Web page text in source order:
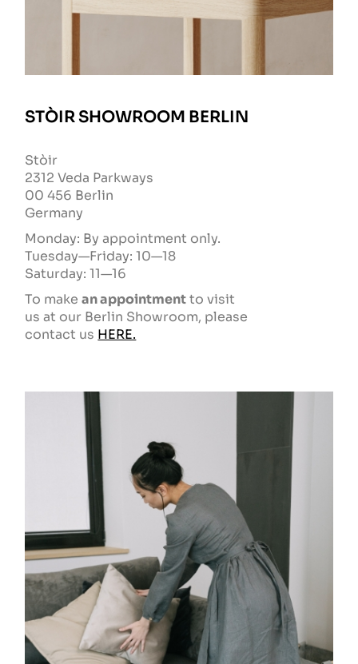
STÒIR SHOWROOM BERLIN
Stòir
2312 Veda Parkways
00 456 Berlin
Germany
Monday: By appointment only.
Tuesday—Friday: 10—18
Saturday: 11—16
To makean appointmentto visit
us at our Berlin Showroom, please
contact us HERE.